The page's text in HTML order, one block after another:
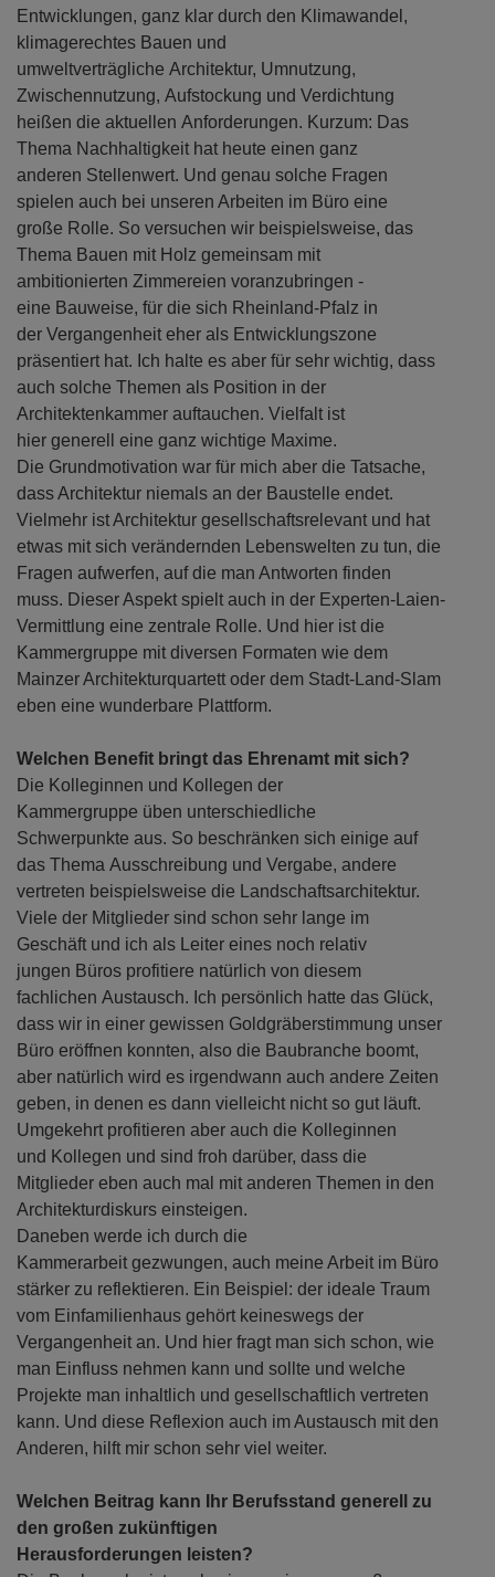
Entwicklungen, ganz klar durch den Klimawandel,
klimagerechtes Bauen und
umweltverträgliche Architektur, Umnutzung,
Zwischennutzung, Aufstockung und Verdichtung
heißen die aktuellen Anforderungen. Kurzum: Das
Thema Nachhaltigkeit hat heute einen ganz
anderen Stellenwert. Und genau solche Fragen
spielen auch bei unseren Arbeiten im Büro eine
große Rolle. So versuchen wir beispielsweise, das
Thema Bauen mit Holz gemeinsam mit
ambitionierten Zimmereien voranzubringen -
eine Bauweise, für die sich Rheinland-Pfalz in
der Vergangenheit eher als Entwicklungszone
präsentiert hat. Ich halte es aber für sehr wichtig, dass
auch solche Themen als Position in der
Architektenkammer auftauchen. Vielfalt ist
hier generell eine ganz wichtige Maxime.
Die Grundmotivation war für mich aber die Tatsache,
dass Architektur niemals an der Baustelle endet.
Vielmehr ist Architektur gesellschaftsrelevant und hat
etwas mit sich verändernden Lebenswelten zu tun, die
Fragen aufwerfen, auf die man Antworten finden
muss. Dieser Aspekt spielt auch in der Experten-Laien-
Vermittlung eine zentrale Rolle. Und hier ist die
Kammergruppe mit diversen Formaten wie dem
Mainzer Architekturquartett oder dem Stadt-Land-Slam
eben eine wunderbare Plattform.
Welchen Benefit bringt das Ehrenamt mit sich?
Die Kolleginnen und Kollegen der
Kammergruppe üben unterschiedliche
Schwerpunkte aus. So beschränken sich einige auf
das Thema Ausschreibung und Vergabe, andere
vertreten beispielsweise die Landschaftsarchitektur.
Viele der Mitglieder sind schon sehr lange im
Geschäft und ich als Leiter eines noch relativ
jungen Büros profitiere natürlich von diesem
fachlichen Austausch. Ich persönlich hatte das Glück,
dass wir in einer gewissen Goldgräberstimmung unser
Büro eröffnen konnten, also die Baubranche boomt,
aber natürlich wird es irgendwann auch andere Zeiten
geben, in denen es dann vielleicht nicht so gut läuft.
Umgekehrt profitieren aber auch die Kolleginnen
und Kollegen und sind froh darüber, dass die
Mitglieder eben auch mal mit anderen Themen in den
Architekturdiskurs einsteigen.
Daneben werde ich durch die
Kammerarbeit gezwungen, auch meine Arbeit im Büro
stärker zu reflektieren. Ein Beispiel: der ideale Traum
vom Einfamilienhaus gehört keineswegs der
Vergangenheit an. Und hier fragt man sich schon, wie
man Einfluss nehmen kann und sollte und welche
Projekte man inhaltlich und gesellschaftlich vertreten
kann. Und diese Reflexion auch im Austausch mit den
Anderen, hilft mir schon sehr viel weiter.
Welchen Beitrag kann Ihr Berufsstand generell zu
den großen zukünftigen
Herausforderungen leisten?